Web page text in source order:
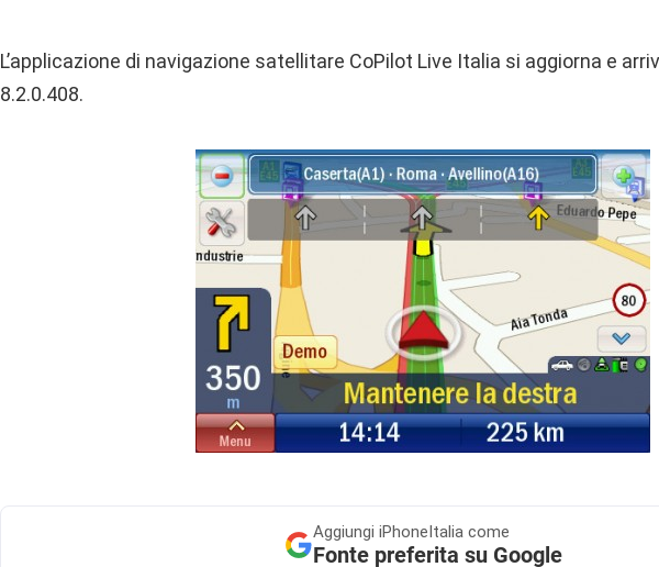
L’applicazione di navigazione satellitare CoPilot Live Italia si aggiorna e
8.2.0.408.
Aggiungi iPhoneItalia come
Fonte preferita su Google